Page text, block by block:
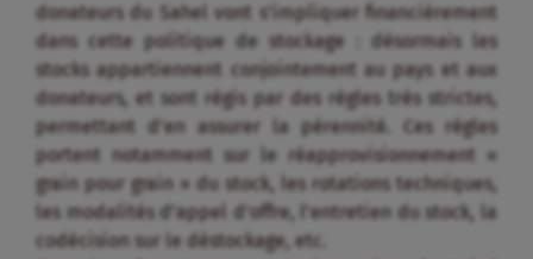
donateurs du Sahel vont s’impliquer financièrement
dans cette politique de stockage : désormais les
stocks appartiennent conjointement au pays et aux
donateurs, et sont régis par des règles très strictes,
permettant d’en assurer la pérennité. Ces règles
portent notamment sur le réapprovisionnement «
grain pour grain » du stock, les rotations techniques,
les modalités d’appel d’offre, l’entretien du stock, la
codécision sur le déstockage, etc.